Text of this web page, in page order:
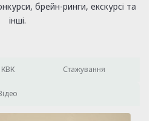
брейн-ринги, екскурсі та
інші.
КВК Стажування